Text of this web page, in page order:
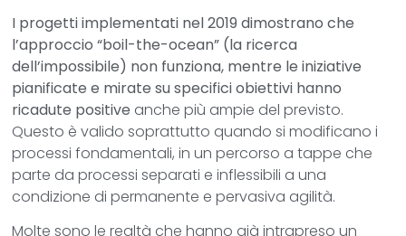
I progetti implementati nel 2019 dimostrano che
l’approccio “boil-the-ocean” (la ricerca
dell’impossibile) non funziona, mentre le iniziative
pianificate e mirate su specifici obiettivi hanno
ricadute positive anche più ampie del previsto.
Questo è valido soprattutto quando si modificano i
processi fondamentali, in un percorso a tappe che
parte da processi separati e inflessibili a una
condizione di permanente e pervasiva agilità.
Molte sono le realtà che hanno già intrapreso un